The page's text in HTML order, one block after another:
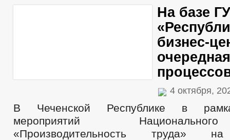
На базе
бизнес-
4 октября,
В Чеченской Республике в
мероприятий
«Производительность